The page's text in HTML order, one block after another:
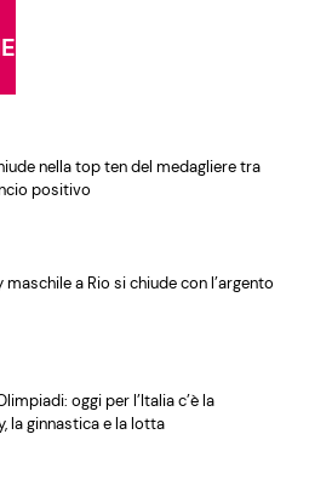
nella top ten del medagliere tra
positivo
a Rio si chiude con l’argento
oggi per l’Italia c’è la
la ginnastica e la lotta